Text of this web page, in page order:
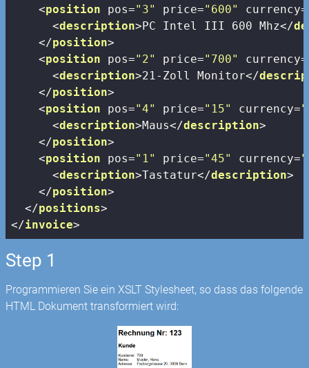
<position pos="3" price="600" currency=
<description>PC Intel III 600 Mhz</
</position>
<position pos="2" price="700" currency=
<description>21-Zoll Monitor</
</position>
<position pos="4" price="15" currency=
<description>Maus</description>
</position>
<position pos="1" price="45" currency=
<description>Tastatur</description>
</position>
</positions>
</invoice>
Step 1
Programmieren Sie ein XSLT Stylesheet, so dass das folgende
HTML Dokument transformiert wird: